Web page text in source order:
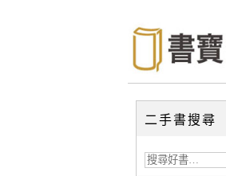
二手書搜尋